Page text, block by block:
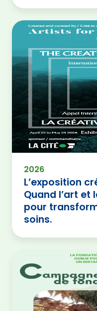
2026
L’exposition
Quand l’art et
pour
soins.